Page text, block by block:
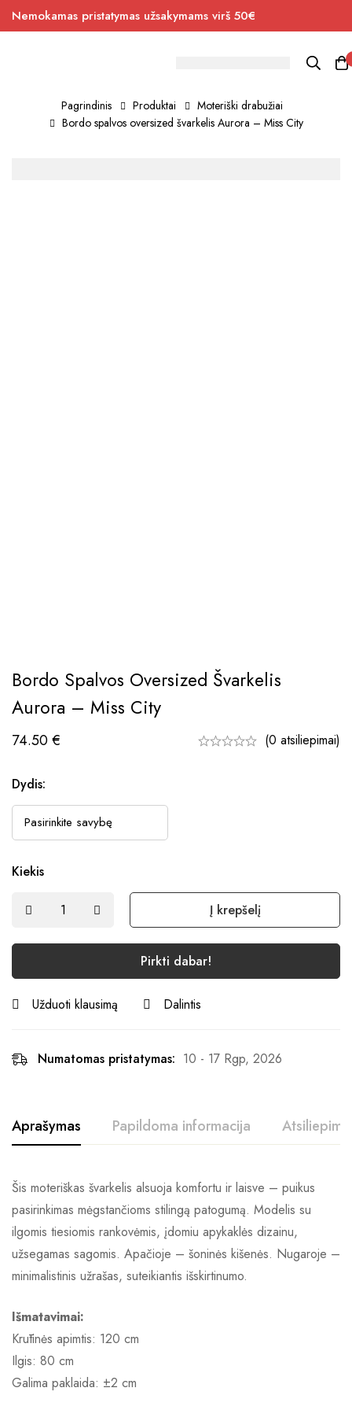
Nemokamas pristatymas užsakymams virš 50€
Pagrindinis Produktai
Moteriški drabužiai
Bordo spalvos oversized švarkelis Aurora – Miss City
Bordo Spalvos Oversized Švarkelis
Aurora – Miss City
74.50€ (0 atsiliepimai)
Dydis:
Kiekis
Į krepšelį
Pirkti dabar!
Užduoti klausimą Dalintis
Numatomas pristatymas: 10 - 17 Rgp, 2026
Aprašymas Papildoma informacija
Šis moteriškas švarkelis alsuoja komfortu ir laisve – puikus
pasirinkimas mėgstančioms stilingą patogumą. Modelis su
ilgomis tiesiomis rankovėmis, įdomiu apykaklės dizainu,
užsegamas sagomis. Apačioje – šoninės kišenės. Nugaroje –
minimalistinis užrašas, suteikiantis išskirtinumo.
Išmatavimai:
Krūtinės apimtis: 120 cm
Ilgis: 80 cm
Galima paklaida: ±2 cm